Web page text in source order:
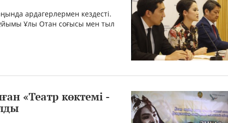
ардагерлермен кездесті.
ұйымы Ұлы Отан соғысы мен тыл
«Театр көктемі -